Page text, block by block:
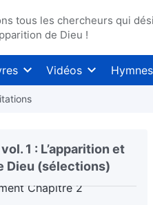
tous les chercheurs qui
de Dieu !
Vidéos Hymnes
1 : L’apparition et
Dieu (sélections)
vit l’œuvre de Dieu
en Dieu
Chapitre 1
de Christ au
Chapitre 2